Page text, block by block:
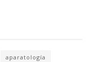
aparatología